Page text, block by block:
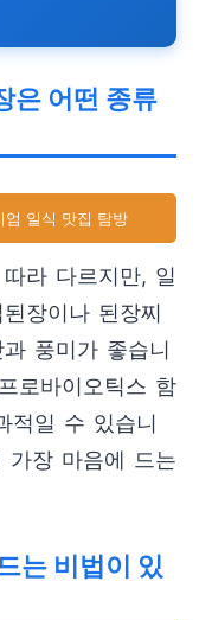
은 어떤 종류
엄 일식 맛집 탐방
라 다르지만, 일
장이나 된장찌
풍미가 좋습니
로바이오틱스 함
적일 수 있습니
가장 마음에 드는
는 비법이 있